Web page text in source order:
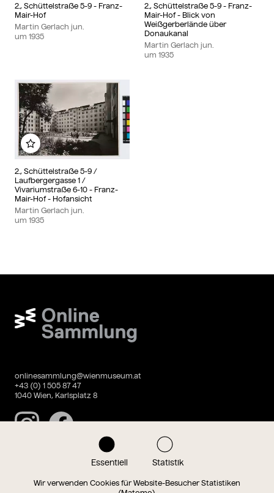
Essentiell Statistik
Wir verwenden Cookies für Website-Besucher Statistiken
2., Schüttelstraße 5-9 - Franz-
Mair-Hof
Martin Gerlach jun.
um 1935
2., Schüttelstraße 5-9 - Franz-
Mair-Hof - Blick von
Weißgerberlände über
Donaukanal
Martin Gerlach jun.
um 1935
2., Schüttelstraße 5-9 /
Laufbergergasse 1 /
Vivariumstraße 6-10 - Franz-
Mair-Hof - Hofansicht
Martin Gerlach jun.
um 1935
Zu meinem Album hinzufügen
Wien Museum Online Sammlung
onlinesammlung@wienmuseum.at
+43 (0) 1 505 87 47
1040 Wien, Karlsplatz 8
InstagramFacebook